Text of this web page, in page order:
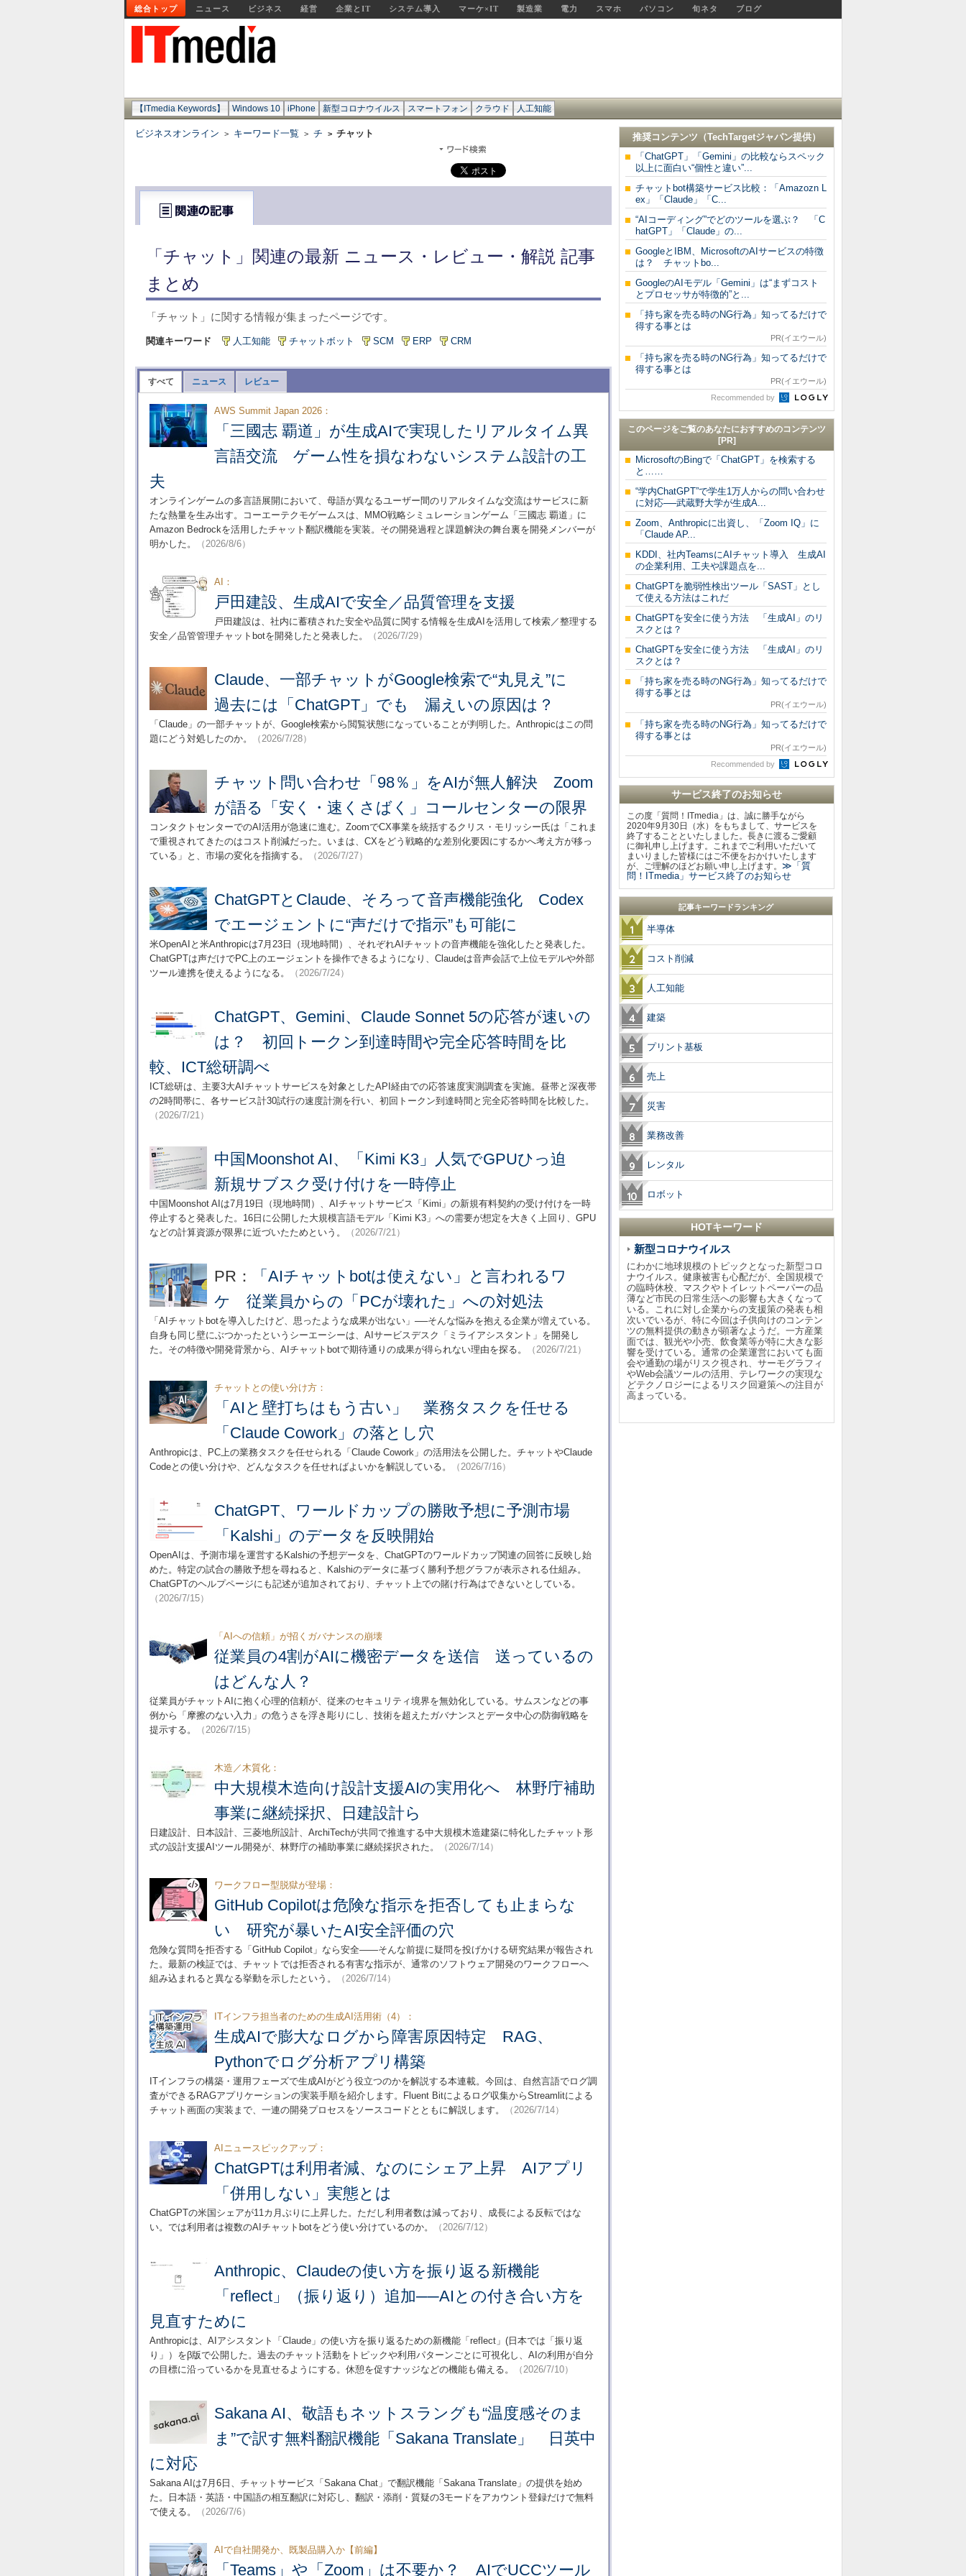
総合トップ ニュース ビジネス 経営 企業とIT システム導入 マーケ×IT 製造業 電力 スマホ パソコン 旬ネタ ブログ
【ITmedia Keywords】 Windows 10 iPhone 新型コロナウイルス スマートフォン クラウド 人工知能
ビジネスオンライン > キーワード一覧 > チ > チャット
「チャット」関連の最新 ニュース・レビュー・解説 記事
まとめ
「チャット」に関する情報が集まったページです。
関連キーワード 人工知能 チャットボット SCM ERP CRM
すべて ニュース レビュー
AWS Summit Japan 2026：
「三國志 覇道」が生成AIで実現したリアルタイム異
言語交流 ゲーム性を損なわないシステム設計の工
夫
オンラインゲームの多言語展開において、母語が異なるユーザー間のリアルタイムな交流はサービスに新
たな熱量を生み出す。コーエーテクモゲームスは、MMO戦略シミュレーションゲーム「三國志 覇道」に
Amazon Bedrockを活用したチャット翻訳機能を実装。その開発過程と課題解決の舞台裏を開発メンバーが
明かした。
（2026/8/6）
AI：
戸田建設、生成AIで安全／品質管理を支援
戸田建設は、社内に蓄積された安全や品質に関する情報を生成AIを活用して検索／整理する
安全／品管管理チャットbotを開発したと発表した。
（2026/7/29）
Claude、一部チャットがGoogle検索で“丸見え”に
過去には「ChatGPT」でも 漏えいの原因は？
「Claude」の一部チャットが、Google検索から閲覧状態になっていることが判明した。Anthropicはこの問
題にどう対処したのか。
（2026/7/28）
チャット問い合わせ「98％」をAIが無人解決 Zoom
が語る「安く・速くさばく」コールセンターの限界
コンタクトセンターでのAI活用が急速に進む。ZoomでCX事業を統括するクリス・モリッシー氏は「これま
で重視されてきたのはコスト削減だった。いまは、CXをどう戦略的な差別化要因にするかへ考え方が移っ
ている」と、市場の変化を指摘する。
（2026/7/27）
ChatGPTとClaude、そろって音声機能強化 Codex
でエージェントに“声だけで指示”も可能に
米OpenAIと米Anthropicは7月23日（現地時間）、それぞれAIチャットの音声機能を強化したと発表した。
ChatGPTは声だけでPC上のエージェントを操作できるようになり、Claudeは音声会話で上位モデルや外部
ツール連携を使えるようになる。
（2026/7/24）
ChatGPT、Gemini、Claude Sonnet 5の応答が速いの
は？ 初回トークン到達時間や完全応答時間を比
較、ICT総研調べ
ICT総研は、主要3大AIチャットサービスを対象としたAPI経由での応答速度実測調査を実施。昼帯と深夜帯
の2時間帯に、各サービス計30試行の速度計測を行い、初回トークン到達時間と完全応答時間を比較した。
（2026/7/21）
中国Moonshot AI、「Kimi K3」人気でGPUひっ迫
新規サブスク受け付けを一時停止
中国Moonshot AIは7月19日（現地時間）、AIチャットサービス「Kimi」の新規有料契約の受け付けを一時
停止すると発表した。16日に公開した大規模言語モデル「Kimi K3」への需要が想定を大きく上回り、GPU
などの計算資源が限界に近づいたためという。
（2026/7/21）
PR：
「AIチャットbotは使えない」と言われるワ
ケ 従業員からの「PCが壊れた」への対処法
「AIチャットbotを導入したけど、思ったような成果が出ない」──そんな悩みを抱える企業が増えている。
自身も同じ壁にぶつかったというシーエーシーは、AIサービスデスク「ミライアシスタント」を開発し
た。その特徴や開発背景から、AIチャットbotで期待通りの成果が得られない理由を探る。
（2026/7/21）
チャットとの使い分け方：
「AIと壁打ちはもう古い」 業務タスクを任せる
「Claude Cowork」の落とし穴
Anthropicは、PC上の業務タスクを任せられる「Claude Cowork」の活用法を公開した。チャットやClaude
Codeとの使い分けや、どんなタスクを任せればよいかを解説している。
（2026/7/16）
ChatGPT、ワールドカップの勝敗予想に予測市場
「Kalshi」のデータを反映開始
OpenAIは、予測市場を運営するKalshiの予想データを、ChatGPTのワールドカップ関連の回答に反映し始
めた。特定の試合の勝敗予想を尋ねると、Kalshiのデータに基づく勝利予想グラフが表示される仕組み。
ChatGPTのヘルプページにも記述が追加されており、チャット上での賭け行為はできないとしている。
（2026/7/15）
「AIへの信頼」が招くガバナンスの崩壊
従業員の4割がAIに機密データを送信 送っているの
はどんな人？
従業員がチャットAIに抱く心理的信頼が、従来のセキュリティ境界を無効化している。サムスンなどの事
例から「摩擦のない入力」の危うさを浮き彫りにし、技術を超えたガバナンスとデータ中心の防御戦略を
提示する。
（2026/7/15）
木造／木質化：
中大規模木造向け設計支援AIの実用化へ 林野庁補助
事業に継続採択、日建設計ら
日建設計、日本設計、三菱地所設計、ArchiTechが共同で推進する中大規模木造建築に特化したチャット形
式の設計支援AIツール開発が、林野庁の補助事業に継続採択された。
（2026/7/14）
ワークフロー型脱獄が登場：
GitHub Copilotは危険な指示を拒否しても止まらな
い 研究が暴いたAI安全評価の穴
危険な質問を拒否する「GitHub Copilot」なら安全――そんな前提に疑問を投げかける研究結果が報告され
た。最新の検証では、チャットでは拒否される有害な指示が、通常のソフトウェア開発のワークフローへ
組み込まれると異なる挙動を示したという。
（2026/7/14）
ITインフラ担当者のための生成AI活用術（4）：
生成AIで膨大なログから障害原因特定 RAG、
Pythonでログ分析アプリ構築
ITインフラの構築・運用フェーズで生成AIがどう役立つのかを解説する本連載。今回は、自然言語でログ調
査ができるRAGアプリケーションの実装手順を紹介します。Fluent Bitによるログ収集からStreamlitによる
チャット画面の実装まで、一連の開発プロセスをソースコードとともに解説します。
（2026/7/14）
AIニュースピックアップ：
ChatGPTは利用者減、なのにシェア上昇 AIアプリ
「併用しない」実態とは
ChatGPTの米国シェアが11カ月ぶりに上昇した。ただし利用者数は減っており、成長による反転ではな
い。では利用者は複数のAIチャットbotをどう使い分けているのか。
（2026/7/12）
Anthropic、Claudeの使い方を振り返る新機能
「reflect」（振り返り）追加──AIとの付き合い方を
見直すために
Anthropicは、AIアシスタント「Claude」の使い方を振り返るための新機能「reflect」(日本では「振り返
り」）をβ版で公開した。過去のチャット活動をトピックや利用パターンごとに可視化し、AIの利用が自分
の目標に沿っているかを見直せるようにする。休憩を促すナッジなどの機能も備える。
（2026/7/10）
Sakana AI、敬語もネットスラングも“温度感そのま
ま”で訳す無料翻訳機能「Sakana Translate」 日英中
に対応
Sakana AIは7月6日、チャットサービス「Sakana Chat」で翻訳機能「Sakana Translate」の提供を始め
た。日本語・英語・中国語の相互翻訳に対応し、翻訳・添削・質疑の3モードをアカウント登録だけで無料
で使える。
（2026/7/6）
AIで自社開発か、既製品購入か【前編】
「Teams」や「Zoom」は不要か？ AIでUCCツール
推奨コンテンツ（TechTargetジャパン提供）
「ChatGPT」「Gemini」の比較ならスペック
以上に面白い“個性と違い”...
チャットbot構築サービス比較：「Amazozn L
ex」「Claude」「C...
“AIコーディング”でどのツールを選ぶ？ 「C
hatGPT」「Claude」の...
GoogleとIBM、MicrosoftのAIサービスの特徴
は？ チャットbo...
GoogleのAIモデル「Gemini」は“まずコスト
とプロセッサが特徴的”と...
「持ち家を売る時のNG行為」知ってるだけで
得する事とは
PR(イエウール)
「持ち家を売る時のNG行為」知ってるだけで
得する事とは
PR(イエウール)
Recommended by
このページをご覧のあなたにおすすめのコンテンツ
[PR]
MicrosoftのBingで「ChatGPT」を検索する
と……
“学内ChatGPT”で学生1万人からの問い合わせ
に対応──武蔵野大学が生成A...
Zoom、Anthropicに出資し、「Zoom IQ」に
「Claude AP...
KDDI、社内TeamsにAIチャット導入 生成AI
の企業利用、工夫や課題点を...
ChatGPTを脆弱性検出ツール「SAST」とし
て使える方法はこれだ
ChatGPTを安全に使う方法 「生成AI」のリ
スクとは？
ChatGPTを安全に使う方法 「生成AI」のリ
スクとは？
「持ち家を売る時のNG行為」知ってるだけで
得する事とは
PR(イエウール)
「持ち家を売る時のNG行為」知ってるだけで
得する事とは
PR(イエウール)
Recommended by
サービス終了のお知らせ
この度「質問！ITmedia」は、誠に勝手ながら
2020年9月30日（水）をもちまして、サービスを
終了することといたしました。長きに渡るご愛顧
に御礼申し上げます。これまでご利用いただいて
まいりました皆様にはご不便をおかけいたします
が、ご理解のほどお願い申し上げます。 ≫「質
問！ITmedia」サービス終了のお知らせ
記事キーワードランキング
半導体
コスト削減
人工知能
建築
プリント基板
売上
災害
業務改善
レンタル
ロボット
HOTキーワード
新型コロナウイルス
にわかに地球規模のトピックとなった新型コロ
ナウイルス。健康被害も心配だが、全国規模で
の臨時休校、マスクやトイレットペーパーの品
薄など市民の日常生活への影響も大きくなって
いる。これに対し企業からの支援策の発表も相
次いでいるが、特に今回は子供向けのコンテン
ツの無料提供の動きが顕著なようだ。一方産業
面では、観光や小売、飲食業等が特に大きな影
響を受けている。通常の企業運営においても面
会や通勤の場がリスク視され、サーモグラフィ
やWeb会議ツールの活用、テレワークの実現な
どテクノロジーによるリスク回避策への注目が
高まっている。